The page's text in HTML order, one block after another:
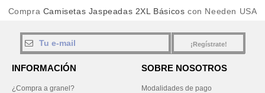
Compra Camisetas Jaspeadas 2XL Básicos con Needen USA
¡Regístrate!
INFORMACIÓN
¿Compra a granel?
SOBRE NOSOTROS
Modalidades de pago